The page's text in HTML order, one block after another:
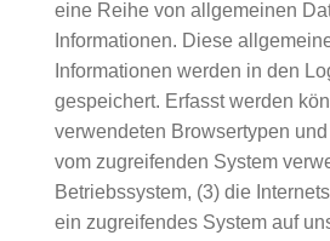
eine Reihe von allgemeinen
Informationen. Diese
Informationen werden in den
gespeichert. Erfasst werden
verwendeten Browsertypen
vom zugreifenden System
Betriebssystem, (3) die
ein zugreifendes System auf